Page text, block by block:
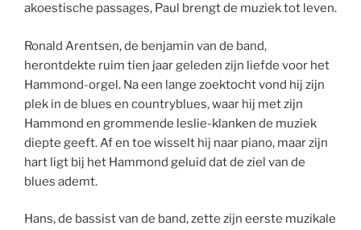
akoestische passages, Paul brengt de muziek tot leven.
Ronald Arentsen, de benjamin van de band,
herontdekte ruim tien jaar geleden zijn liefde voor het
Hammond-orgel. Na een lange zoektocht vond hij zijn
plek in de blues en countryblues, waar hij met zijn
Hammond en grommende leslie-klanken de muziek
diepte geeft. Af en toe wisselt hij naar piano, maar zijn
hart ligt bij het Hammond geluid dat de ziel van de
blues ademt.
Hans, de bassist van de band, zette zijn eerste muzikale